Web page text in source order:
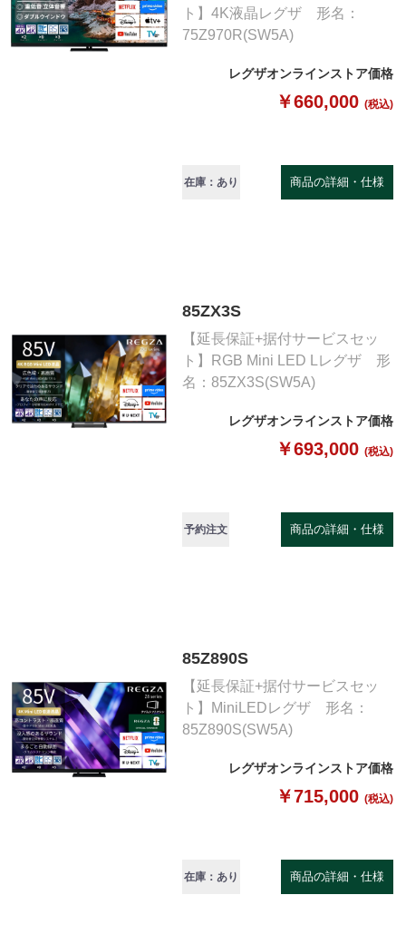
ト】4K液晶レグザ 形名：
75Z970R(SW5A)
レグザオンラインストア価格
￥660,000 (税込)
在庫：あり 商品の詳細・仕様
85ZX3S
【延長保証+据付サービスセッ
ト】RGB Mini LED Lレグザ 形
名：85ZX3S(SW5A)
レグザオンラインストア価格
￥693,000 (税込)
予約注文 商品の詳細・仕様
85Z890S
【延長保証+据付サービスセッ
ト】MiniLEDレグザ 形名：
85Z890S(SW5A)
レグザオンラインストア価格
￥715,000 (税込)
在庫：あり 商品の詳細・仕様